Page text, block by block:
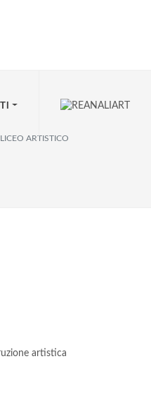
ARTISTICO
artistica